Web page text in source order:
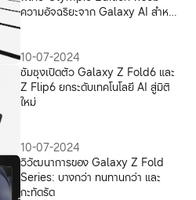
ความอัจฉริยะจาก Galaxy AI สำหรับ
10-07-2024
ซัมซุงเปิดตัว Galaxy Z Fold6 และ
Z Flip6 ยกระดับเทคโนโลยี AI สู่มิติ
ใหม่
10-07-2024
วิวัฒนาการของ Galaxy Z Fold
Series: บางกว่า ทนทานกว่า และ
กะทัดรัด